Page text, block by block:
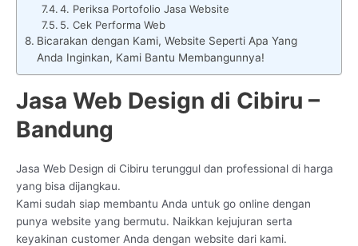
4. Periksa Portofolio Jasa Website
5. Cek Performa Web
Bicarakan dengan Kami, Website Seperti Apa Yang
Anda Inginkan, Kami Bantu Membangunnya!
Jasa Web Design di Cibiru –
Bandung
Jasa Web Design di Cibiru terunggul dan professional di harga
yang bisa dijangkau.
Kami sudah siap membantu Anda untuk go online dengan
punya website yang bermutu. Naikkan kejujuran serta
keyakinan customer Anda dengan website dari kami.